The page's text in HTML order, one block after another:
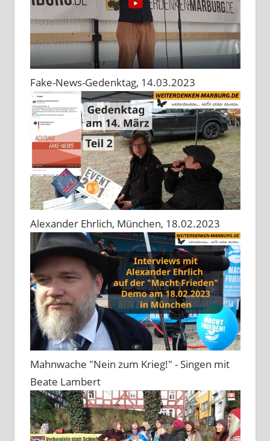
Fake-News-Gedenktag, 14.03.2023
Alexander Ehrlich, München, 18.02.2023
Mahnwache "Nein zum Krieg!" - Singen mit
Beate Lambert